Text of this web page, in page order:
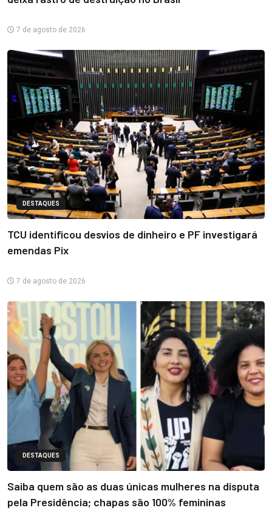
7 de agosto de 2026
DESTAQUES
TCU identificou desvios de dinheiro e PF investigará
emendas Pix
7 de agosto de 2026
DESTAQUES
Saiba quem são as duas únicas mulheres na disputa
pela Presidência; chapas são 100% femininas